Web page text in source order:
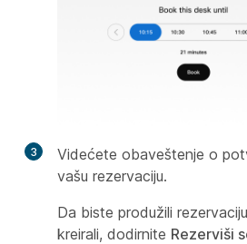
3
Videćete obaveštenje o
vašu rezervaciju.
Da biste produžili
kreirali, dodirnite Rezerviši